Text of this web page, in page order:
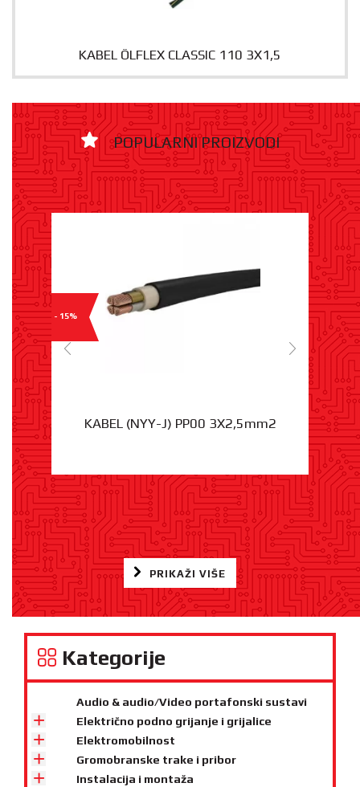
Kategorije
Audio & audio/Video portafonski sustavi
Električno podno grijanje i grijalice
Elektromobilnost
Gromobranske trake i pribor
Instalacija i montaža
KABEL ÖLFLEX CLASSIC 110 3X1,5
POPULARNI PROIZVODI
- 15%
KABEL (NYY-J) PP00 3X2,5mm2
PRIKAŽI VIŠE